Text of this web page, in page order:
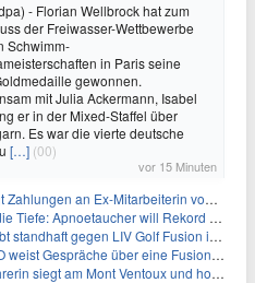
- Florian Wellbrock hat zum
der Freiwasser-Wettbewerbe
Schwimm-
in Paris seine
gewonnen.
mit Julia Ackermann, Isabel
er in der Mixed-Staffel über
Es war die vierte deutsche
[…] (00)
vor 15 Minuten
an Ex-Mitarbeiterin von Infantino
Apnoetaucher will Rekord brechen
gegen LIV Golf Fusion in einem sich wandelnden Sportumfeld
über eine Fusion mit LIV Golf zurück und bekräftigt die Wettbewerbslandschaft
siegt am Mont Ventoux und holt Tour-Gelb